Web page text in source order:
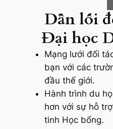
Dẫn lối
Đại học
Mạng lưới đối
bạn với các
đầu thế giới.
Hành trình du
hơn với sự hỗ
tinh Học bổng.